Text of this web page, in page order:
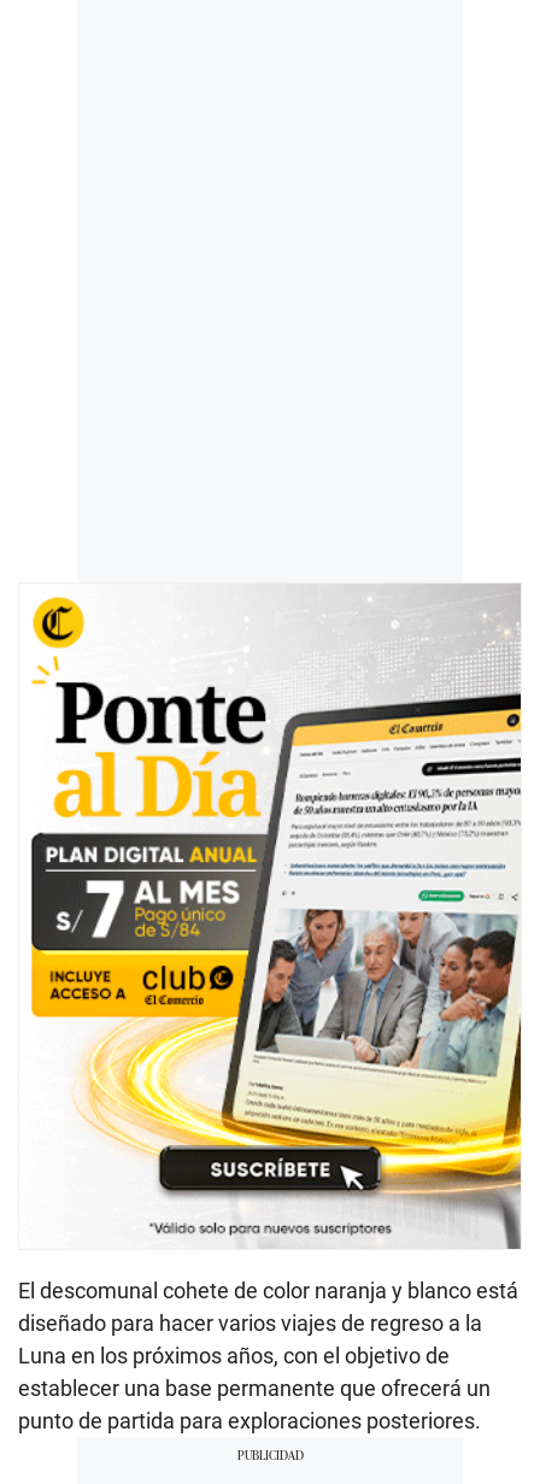
El descomunal cohete de color naranja y blanco está
diseñado para hacer varios viajes de regreso a la
Luna en los próximos años, con el objetivo de
establecer una base permanente que ofrecerá un
punto de partida para exploraciones posteriores.